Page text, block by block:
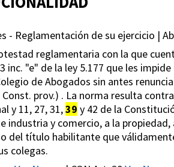
- Reglamentación de su ejercicio |
reglamentaria con la que
inc. "e" de la ley 5.177 que les
de Abogados sin antes
Const. prov.) . La norma resulta
y 11, 27, 31,39 y 42 de la
industria y comercio, a la
del título habilitante que
colegas.